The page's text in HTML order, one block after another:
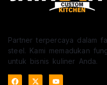
Partner terpercaya dalam
steel. Kami memadukan
untuk bisnis kuliner Anda.